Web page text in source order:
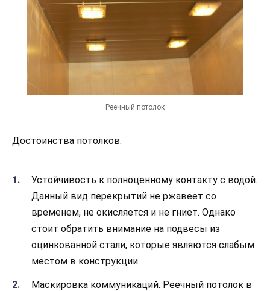
Реечный потолок
Достоинства потолков:
Устойчивость к полноценному контакту с водой.
Данный вид перекрытий не ржавеет со
временем, не окисляется и не гниет. Однако
стоит обратить внимание на подвесы из
оцинкованной стали, которые являются слабым
местом в конструкции.
Маскировка коммуникаций. Реечный потолок в